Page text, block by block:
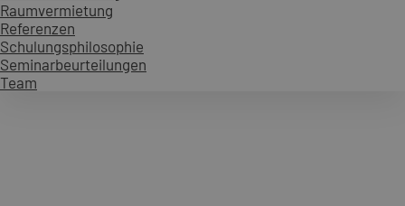
Raumvermietung
Referenzen
Schulungsphilosophie
Seminarbeurteilungen
Team